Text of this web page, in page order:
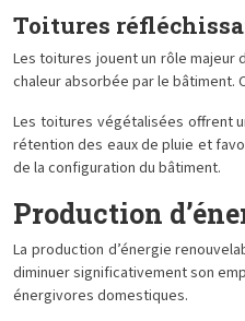
Toitures
Les toitures jouent un rôle majeur
chaleur absorbée par le bâtiment.
Les toitures végétalisées offrent
rétention des eaux de pluie et
de la configuration du bâtiment.
Production
La production d’énergie
diminuer significativement son
énergivores domestiques.